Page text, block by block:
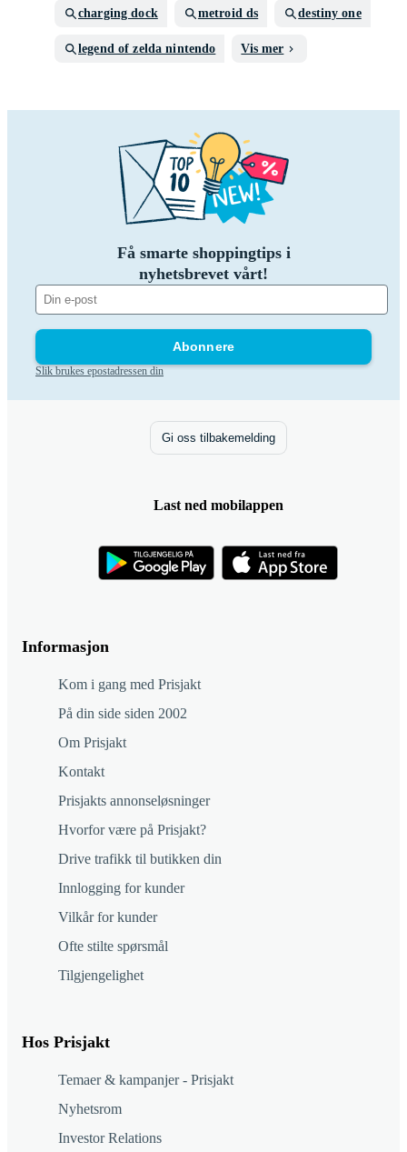
charging dock metroid ds destiny one
legend of zelda nintendo Vis mer
Få smarte shoppingtips i
nyhetsbrevet vårt!
Abonnere
Slik brukes epostadressen din
Informasjon
Kom i gang med Prisjakt
På din side siden 2002
Om Prisjakt
Kontakt
Prisjakts annonseløsninger
Hvorfor være på Prisjakt?
Drive trafikk til butikken din
Innlogging for kunder
Vilkår for kunder
Ofte stilte spørsmål
Tilgjengelighet
Hos Prisjakt
Temaer & kampanjer - Prisjakt
Nyhetsrom
Investor Relations
Gi oss tilbakemelding
Last ned mobilappen